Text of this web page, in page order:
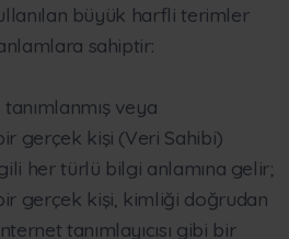
büyük harfli terimler
sahiptir:
, tanımlanmış veya
gerçek kişi (Veri Sahibi)
her türlü bilgi anlamına gelir;
gerçek kişi, kimliği doğrudan
tanımlayıcısı gibi bir